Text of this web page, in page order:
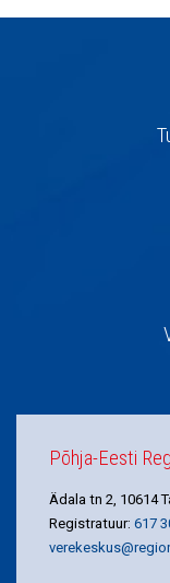
Põhja-Eesti
Ädala tn 2, 10614
Registratuur: 617